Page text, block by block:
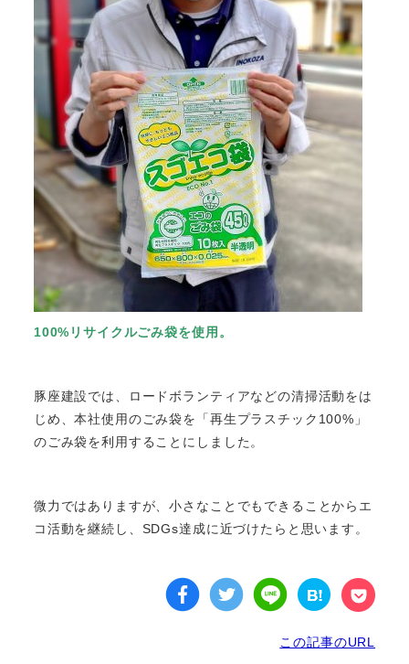
100%リサイクルごみ袋を使用。
豚座建設では、ロードボランティアなどの清掃活動をは
じめ、本社使用のごみ袋を「再生プラスチック100%」
のごみ袋を利用することにしました。
微力ではありますが、小さなことでもできることからエ
コ活動を継続し、SDGs達成に近づけたらと思います。
この記事のURL